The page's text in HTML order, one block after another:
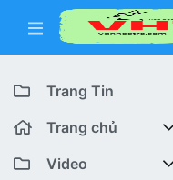
Trang Tin
Trang chủ
Diễn đàn
Video